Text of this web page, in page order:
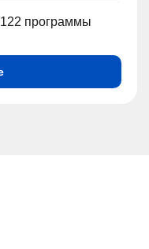
122 программы